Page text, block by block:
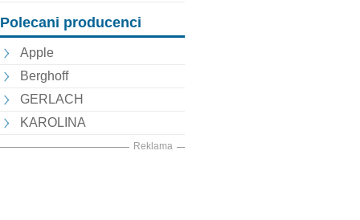
Polecani producenci
Apple
Berghoff
GERLACH
KAROLINA
Reklama